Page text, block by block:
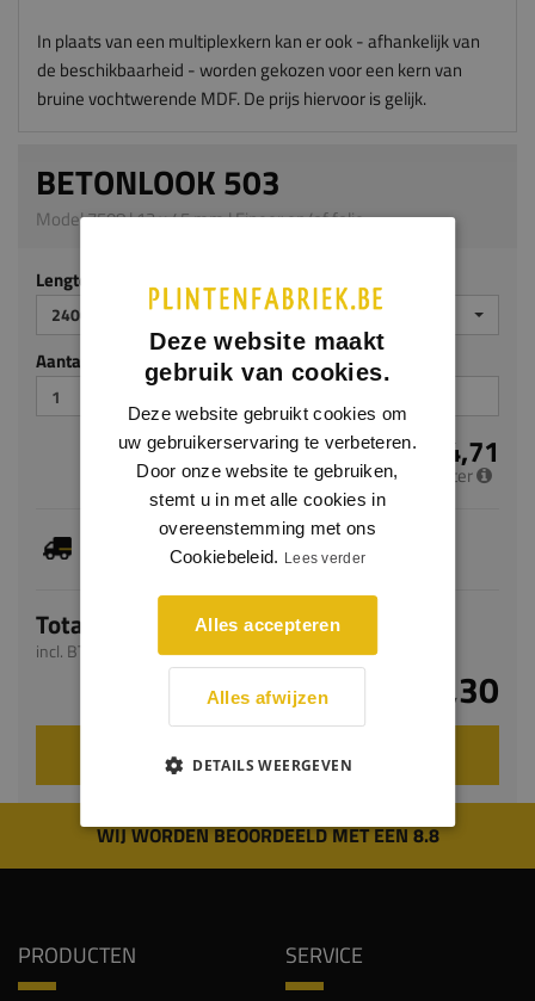
In plaats van een multiplexkern kan er ook - afhankelijk van
de beschikbaarheid - worden gekozen voor een kern van
bruine vochtwerende MDF. De prijs hiervoor is gelijk.
BETONLOOK 503
Model 7508 | 13 x 45 mm | Fineer en/of folie
Lengte (mm)
2400
Aantal stuks
€ 4,71
per meter
Dit artikel is voorradig, de verwachte levertijd
bedraagt 1-3 werkdagen
Totaal
incl. BTW
€ 11,30
VOEG TOE AAN WINKELWAGEN
WIJ WORDEN BEOORDEELD MET EEN 8.8
PRODUCTEN SERVICE
Deze website maakt
gebruik van cookies.
Deze website gebruikt cookies om
uw gebruikerservaring te verbeteren.
Door onze website te gebruiken,
stemt u in met alle cookies in
overeenstemming met ons
Cookiebeleid. Lees verder
Alles accepteren
Alles afwijzen
DETAILS WEERGEVEN